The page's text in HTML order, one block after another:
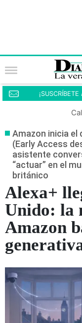
Amazon inicia el
(Early Access
asistente
“actuar” en el
británico
Alexa+
Unido: la
Amazon